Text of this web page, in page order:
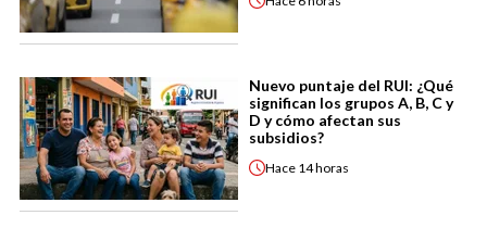
Nuevo puntaje del RUI: ¿Qué
significan los grupos A, B, C y
D y cómo afectan sus
subsidios?
Hace 14 horas